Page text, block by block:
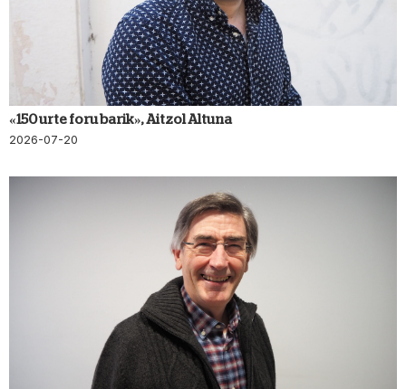
«150 urte foru barik», Aitzol Altuna
2026-07-20